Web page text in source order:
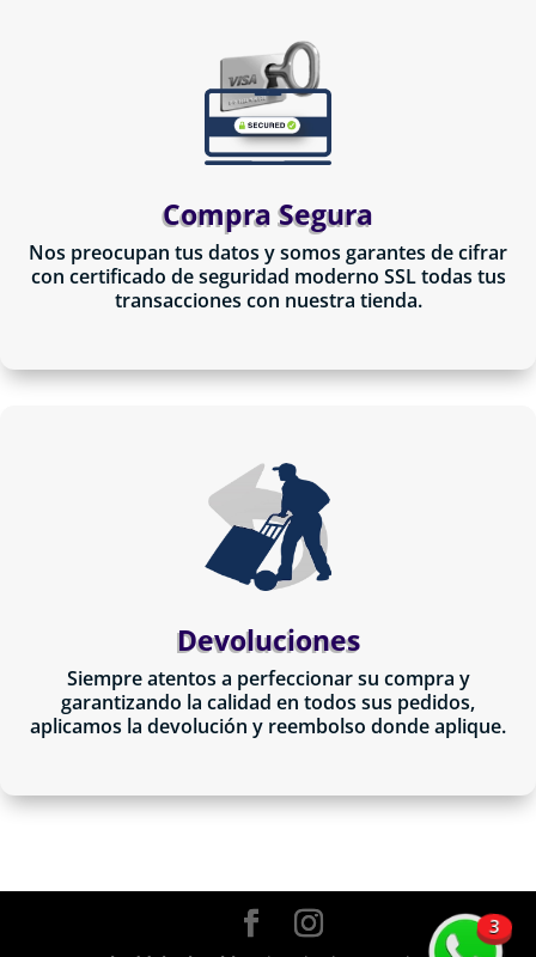
Compra Segura
Nos preocupan tus datos y somos garantes de cifrar
con certificado de seguridad moderno SSL todas tus
transacciones con nuestra tienda.
Devoluciones
Siempre atentos a perfeccionar su compra y
garantizando la calidad en todos sus pedidos,
aplicamos la devolución y reembolso donde aplique.
3